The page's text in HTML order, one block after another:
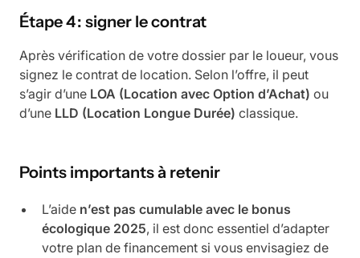
Étape 4 : signer le contrat
Après vérification de votre dossier par le loueur, vous
signez le contrat de location. Selon l’offre, il peut
s’agir d’une LOA (Location avec Option d’Achat) ou
d’une LLD (Location Longue Durée) classique.
Points importants à retenir
L’aide n’est pas cumulable avec le bonus
écologique 2025, il est donc essentiel d’adapter
votre plan de financement si vous envisagiez de